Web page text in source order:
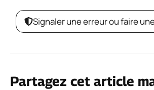
Signaler une erreur ou faire
Partagez cet article